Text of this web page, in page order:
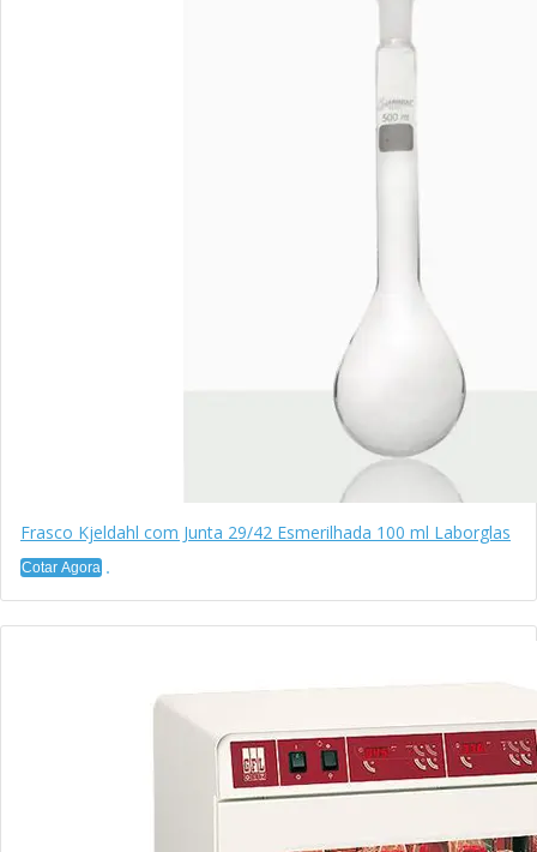
Frasco Kjeldahl com Junta 29/42 Esmerilhada 100 ml Laborglas
Cotar Agora